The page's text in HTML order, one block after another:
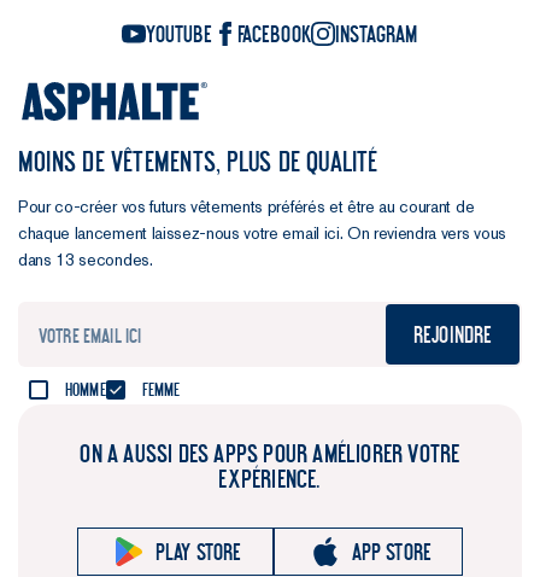
YouTube Facebook Instagram
MOINS DE VÊTEMENTS, PLUS DE QUALITÉ
Pour co-créer vos futurs vêtements préférés et être au courant de
chaque lancement laissez-nous votre email ici. On reviendra vers vous
dans 13 secondes.
Rejoindre
Homme Femme
ON A AUSSI DES APPS POUR AMÉLIORER VOTRE
EXPÉRIENCE.
Play store App store